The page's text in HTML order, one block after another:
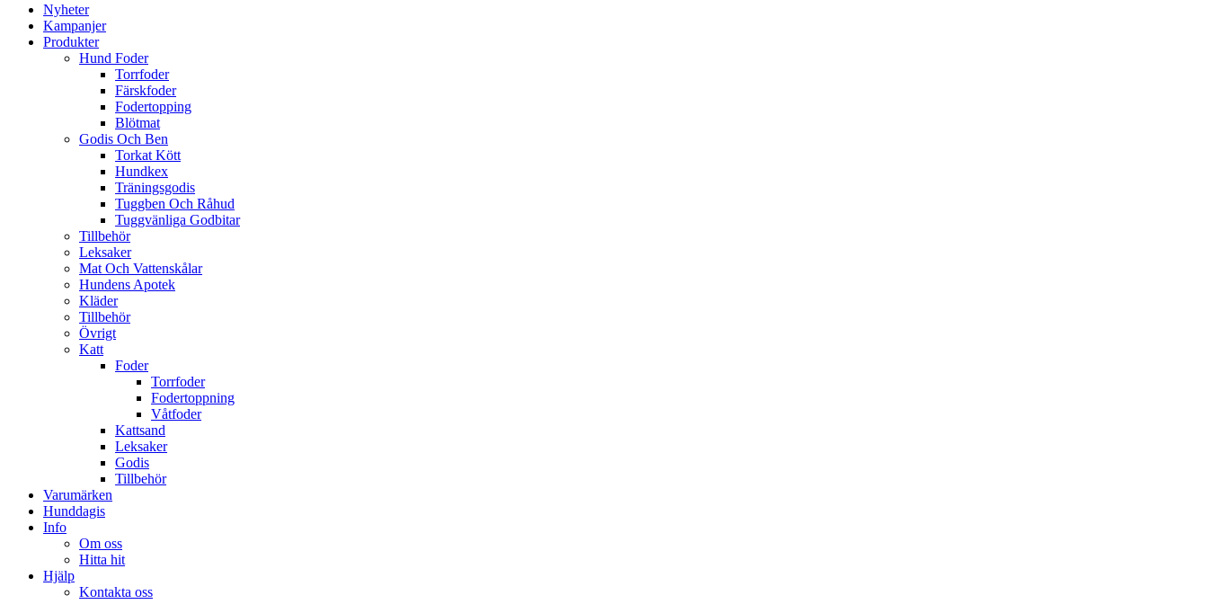
Nyheter
Kampanjer
Produkter
Hund Foder
Torrfoder
Färskfoder
Fodertopping
Blötmat
Godis Och Ben
Torkat Kött
Hundkex
Träningsgodis
Tuggben Och Råhud
Tuggvänliga Godbitar
Tillbehör
Leksaker
Mat Och Vattenskålar
Hundens Apotek
Kläder
Tillbehör
Övrigt
Katt
Foder
Torrfoder
Fodertoppning
Våtfoder
Kattsand
Leksaker
Godis
Tillbehör
Varumärken
Hunddagis
Info
Om oss
Hitta hit
Hjälp
Kontakta oss